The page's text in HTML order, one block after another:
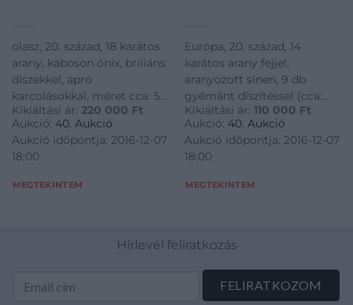
olasz, 20. század, 18 karátos
arany, kaboson ónix, briliáns
díszekkel, apró
karcolásokkal, méret cca: 51,
18,4 g (bruttó)
Kikiáltási ár: 220 000 Ft
Aukció: 40. Aukció
Aukció időpontja: 2016-12-07
18:00
MEGTEKINTEM
Európa, 20. század, 14
karátos arany fejjel,
aranyozott sínen, 9 db
gyémánt díszítéssel (cca:
0,15 ct, briliáns), 10,2 g
(bruttó)
Kikiáltási ár: 110 000 Ft
Aukció: 40. Aukció
Aukció időpontja: 2016-12-07
18:00
MEGTEKINTEM
Hírlevél feliratkozás